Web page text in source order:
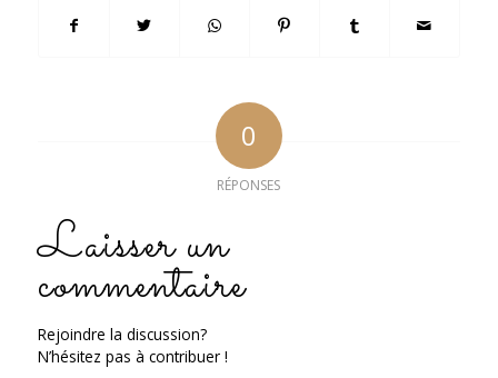
0
RÉPONSES
Laisser un
commentaire
Rejoindre la discussion?
N’hésitez pas à contribuer !